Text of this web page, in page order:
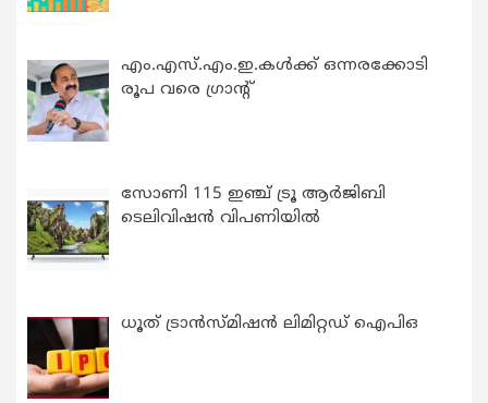
എം.എസ്.എം.ഇ.കൾക്ക് ഒന്നരക്കോടി
രൂപ വരെ ഗ്രാന്റ്
സോണി 115 ഇഞ്ച് ട്രൂ ആർജിബി
ടെലിവിഷൻ വിപണിയിൽ
ധൂത് ട്രാൻസ്മിഷൻ ലിമിറ്റഡ് ഐപിഒ